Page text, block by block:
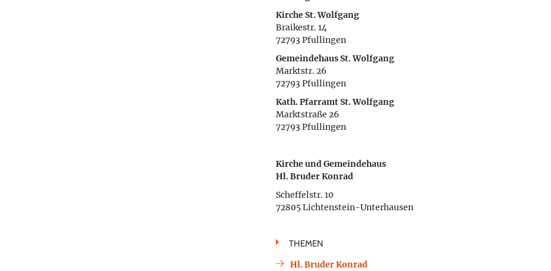
Kirche St. Wolfgang
Braikestr. 14
72793 Pfullingen
Gemeindehaus St. Wolfgang
Marktstr. 26
72793 Pfullingen
Kath. Pfarramt St. Wolfgang
Marktstraße 26
72793 Pfullingen
Kirche und Gemeindehaus
Hl. Bruder Konrad
Scheffelstr. 10
72805 Lichtenstein-Unterhausen
THEMEN
Hl. Bruder Konrad